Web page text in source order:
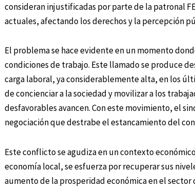
consideran injustificadas por parte de la patronal
actuales, afectando los derechos y la percepción
El problema se hace evidente en un momento
condiciones de trabajo. Este llamado se produce
carga laboral, ya considerablemente alta, en los
de concienciar a la sociedad y movilizar a los
desfavorables avancen. Con este movimiento, el
negociación que destrabe el estancamiento del
Este conflicto se agudiza en un contexto
economía local, se esfuerza por recuperar sus
aumento de la prosperidad económica en el